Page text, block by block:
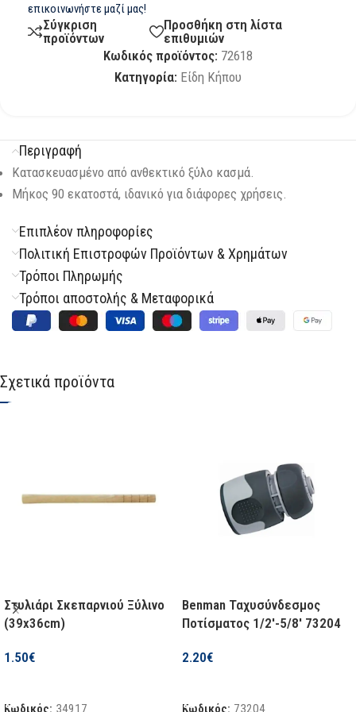
επικοινωνήστε μαζί μας!
Σύγκριση
προϊόντων
Προσθήκη στη λίστα
επιθυμιών
Κωδικός προϊόντος: 72618
Κατηγορία: Είδη Κήπου
Περιγραφή
Κατασκευασμένο από ανθεκτικό ξύλο κασμά.
Μήκος 90 εκατοστά, ιδανικό για διάφορες χρήσεις.
Επιπλέον πληροφορίες
Πολιτική Επιστροφών Προϊόντων & Χρημάτων
Τρόποι Πληρωμής
Τρόποι αποστολής & Μεταφορικά
Σχετικά προϊόντα
Στυλιάρι Σκεπαρνιού Ξύλινο
(39x36cm)
1.50€
Κωδικός: 34917
Benman Ταχυσύνδεσμος
Ποτίσματος 1/2′-5/8′ 73204
2.20€
Κωδικός: 73204